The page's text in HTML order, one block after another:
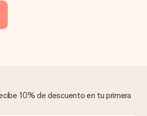
bancaria. En caso de elegir
ten en cuenta 3 días adicionales para la
en contacto con nuestro equipo de
teléfono, correo electrónico o chat y
adecuada para ti.
10% de descuento en tu primera